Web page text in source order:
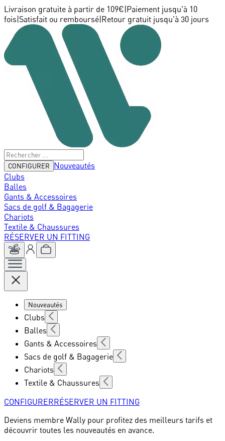
Livraison gratuite à partir de 109€ Paiement jusqu'à 10
fois Satisfait ou remboursé Retour gratuit jusqu'à 30 jours
CONFIGURER
Nouveautés
Clubs
Balles
Gants & Accessoires
Sacs de golf & Bagagerie
Chariots
Textile & Chaussures
RÉSERVER UN FITTING
Nouveautés
Clubs
Balles
Gants & Accessoires
Sacs de golf & Bagagerie
Chariots
Textile & Chaussures
CONFIGURERRÉSERVER UN FITTING
Deviens membre Wally pour profitez des meilleurs tarifs et
découvrir toutes les nouveautés en avance.